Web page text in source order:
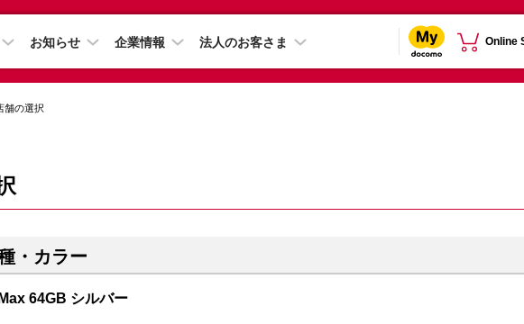
お知らせ 企業情報 法人のお客さま Online
舗の選択
・カラー
64GB シルバー